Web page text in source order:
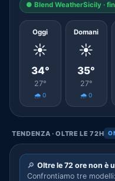
● Blend WeatherSicily ·
Oggi
☀️
34°
27°
🌧️ 0
Domani
☀️
35°
27°
🌧️ 0
TENDENZA · OLTRE LE 72H
🔎 Oltre le 72 ore non è
Confrontiamo tre